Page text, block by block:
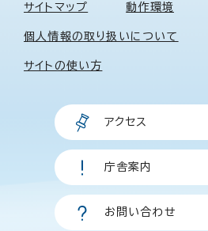
サイトマップ 動作環境
個人情報の取り扱いについて
サイトの使い方
アクセス
庁舎案内
お問い合わせ